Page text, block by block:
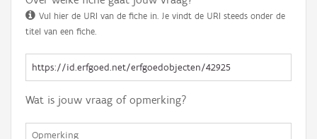
Vul hier de URI van de fiche in. Je vindt de URI steeds onder de
titel van een fiche.
Wat is jouw vraag of opmerking?